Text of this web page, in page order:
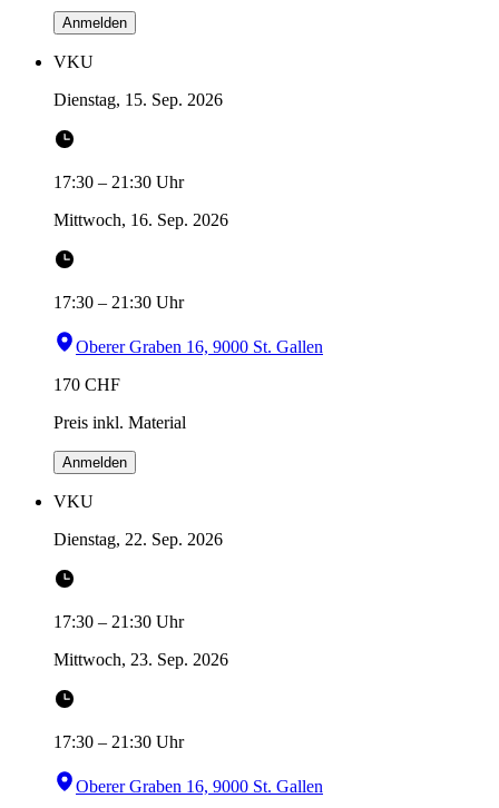
Anmelden
VKU
Dienstag, 15. Sep. 2026
17:30 – 21:30 Uhr
Mittwoch, 16. Sep. 2026
17:30 – 21:30 Uhr
Oberer Graben 16, 9000 St. Gallen
170 CHF
Preis inkl. Material
Anmelden
VKU
Dienstag, 22. Sep. 2026
17:30 – 21:30 Uhr
Mittwoch, 23. Sep. 2026
17:30 – 21:30 Uhr
Oberer Graben 16, 9000 St. Gallen